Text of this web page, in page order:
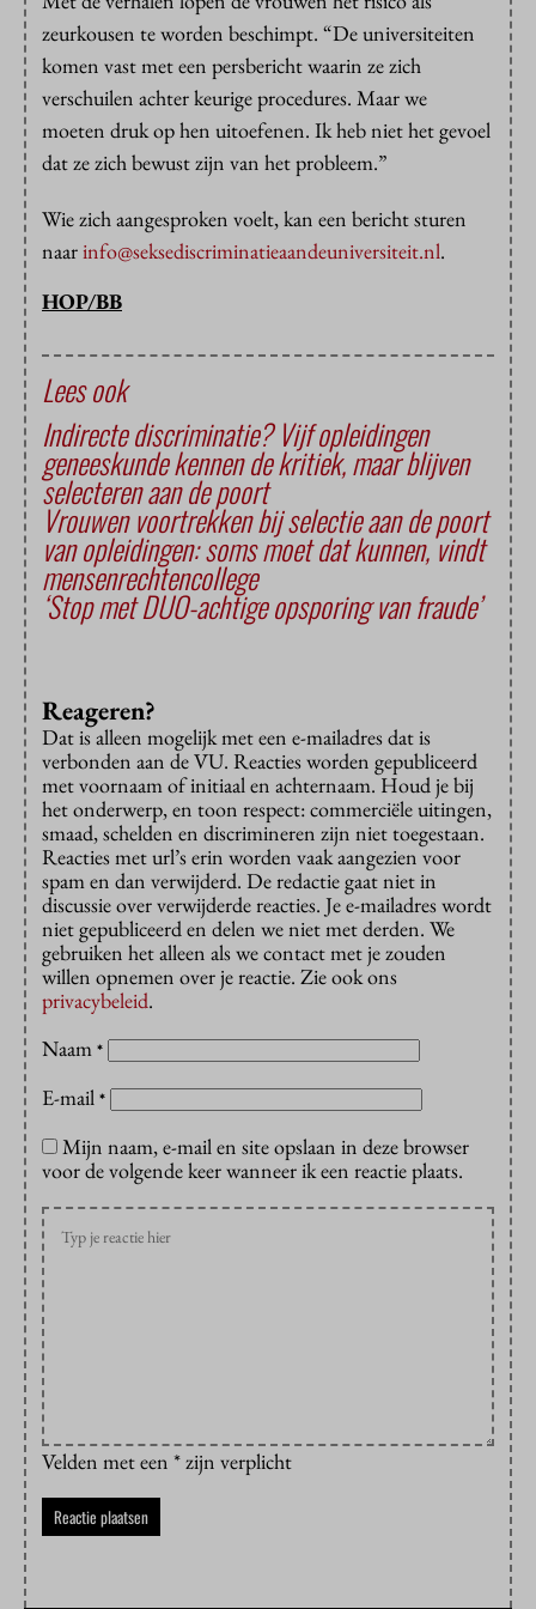
zeurkousen te worden beschimpt. “De universiteiten
komen vast met een persbericht waarin ze zich
verschuilen achter keurige procedures. Maar we
moeten druk op hen uitoefenen. Ik heb niet het gevoel
dat ze zich bewust zijn van het probleem.”
Wie zich aangesproken voelt, kan een bericht sturen
naarinfo@seksediscriminatieaandeuniversiteit.nl.
HOP/BB
Lees ook
Indirecte discriminatie? Vijf opleidingen
geneeskunde kennen de kritiek, maar blijven
selecteren aan de poort
Vrouwen voortrekken bij selectie aan de poort
van opleidingen: soms moet dat kunnen, vindt
mensenrechtencollege
‘Stop met DUO-achtige opsporing van fraude’
Reageren?
Dat is alleen mogelijk met een e-mailadres dat is
verbonden aan de VU. Reacties worden gepubliceerd
met voornaam of initiaal en achternaam. Houd je bij
het onderwerp, en toon respect: commerciële uitingen,
smaad, schelden en discrimineren zijn niet toegestaan.
Reacties met url’s erin worden vaak aangezien voor
spam en dan verwijderd. De redactie gaat niet in
discussie over verwijderde reacties. Je e-mailadres wordt
niet gepubliceerd en delen we niet met derden. We
gebruiken het alleen als we contact met je zouden
willen opnemen over je reactie. Zie ook ons
privacybeleid.
Naam *
E-mail *
Mijn naam, e-mail en site opslaan in deze browser
voor de volgende keer wanneer ik een reactie plaats.
Velden met een * zijn verplicht